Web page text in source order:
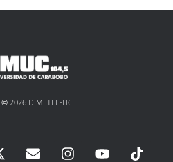
© 2026 DIMETEL-UC